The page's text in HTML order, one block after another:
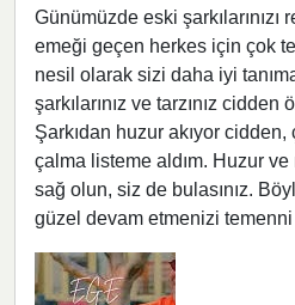
Günümüzde eski
emeği geçen herkes için çok
nesil olarak sizi daha iyi
şarkılarınız ve tarzınız
Şarkıdan huzur akıyor
çalma listeme aldım. Huzur
sağ olun, siz de bulasınız.
güzel devam etmenizi